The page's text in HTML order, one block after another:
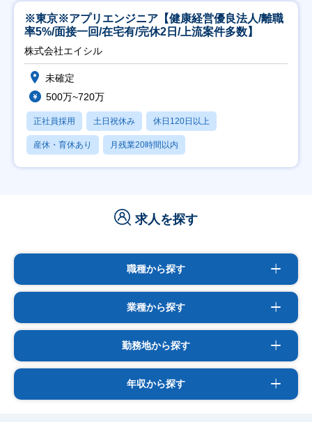
※東京※アプリエンジニア【健康経営優良法人/離職
率5%/面接一回/在宅有/完休2日/上流案件多数】
株式会社エイシル
未確定
500万~720万
正社員採用 土日祝休み 休日120日以上
産休・育休あり 月残業20時間以内
求人を探す
職種から探す
業種から探す
勤務地から探す
年収から探す